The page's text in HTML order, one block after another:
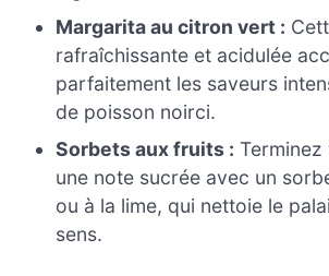
Margarita au citron vert :
rafraîchissante et acidulée
parfaitement les saveurs
de poisson noirci.
Sorbets aux fruits :
une note sucrée avec un
ou à la lime, qui nettoie le
sens.